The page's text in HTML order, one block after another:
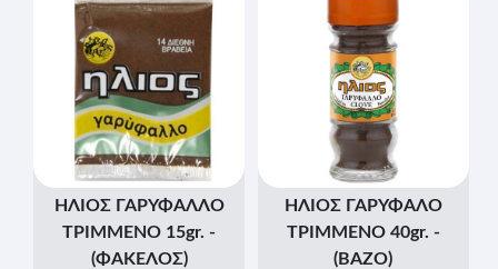
ΗΛΙΟΣ ΓΑΡΥΦΑΛΛΟ
ΤΡΙΜΜΕΝΟ 15gr. -
(ΦΑΚΕΛΟΣ)
ΗΛΙΟΣ ΓΑΡΥΦΑΛΟ
ΤΡΙΜΜΕΝΟ 40gr. -
(ΒAΖΟ)